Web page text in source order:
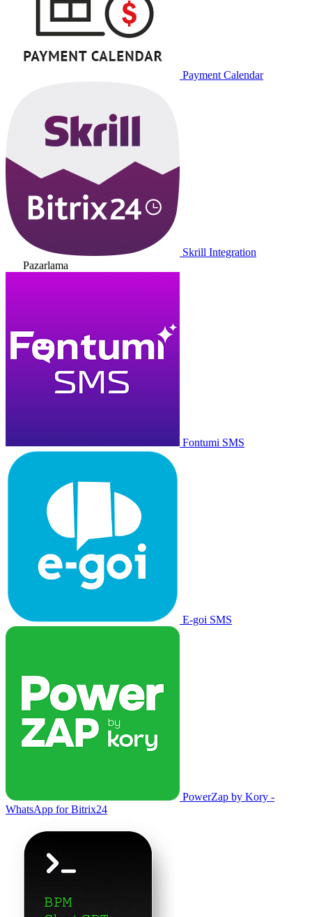
Payment Calendar
Skrill Integration
Pazarlama
Fontumi SMS
E-goi SMS
PowerZap by Kory -
WhatsApp for Bitrix24